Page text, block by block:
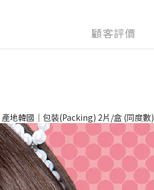
顧客評價
地韓國｜包裝(Packing) 2片/盒 (同度數)